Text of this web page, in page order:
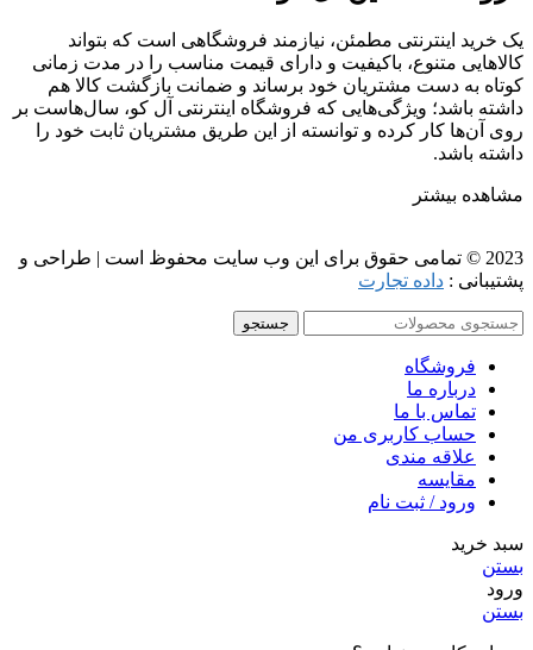
یک خرید اینترنتی مطمئن، نیازمند فروشگاهی است که بتواند
کالاهایی متنوع، باکیفیت و دارای قیمت مناسب را در مدت زمانی
کوتاه به دست مشتریان خود برساند و ضمانت بازگشت کالا هم
داشته باشد؛ ویژگی‌هایی که فروشگاه اینترنتی آل کو، سال‌هاست بر
روی آن‌ها کار کرده و توانسته از این طریق مشتریان ثابت خود را
داشته باشد.
مشاهده بیشتر
2023 © تمامی حقوق برای این وب سایت محفوظ است | طراحی و
پشتیبانی : داده تجارت
جستجو
فروشگاه
درباره ما
تماس با ما
حساب کاربری من
علاقه مندی
مقايسه
ورود / ثبت نام
سبد خرید
بستن
ورود
بستن